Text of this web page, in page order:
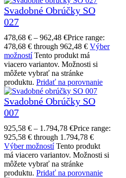
Svadobné Obrúčky SO
027
478,68 € – 962,48 €Price range:
478,68 € through 962,48 € Výber
možností Tento produkt má
viacero variantov. Možnosti si
môžete vybrať na stránke
produktu. Pridať na porovnanie
Svadobné Obrúčky SO
007
925,58 € – 1.794,78 €Price range:
925,58 € through 1.794,78 €
Výber možností Tento produkt
má viacero variantov. Možnosti si
môžete vybrať na stránke
produktu. Pridať na porovnanie